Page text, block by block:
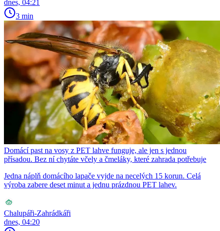
dnes, 04:21
3 min
Domácí past na vosy z PET lahve funguje, ale jen s jednou
přísadou. Bez ní chytáte včely a čmeláky, které zahrada potřebuje
Jedna náplň domácího lapače vyjde na necelých 15 korun. Celá
výroba zabere deset minut a jednu prázdnou PET lahev.
Chalupáři-Zahrádkáři
dnes, 04:20